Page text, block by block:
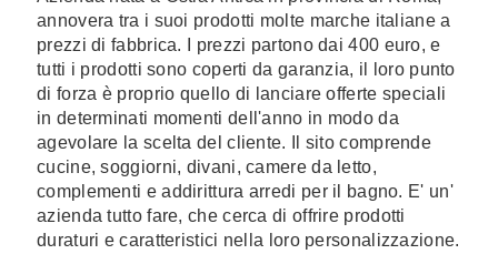
annovera tra i suoi prodotti molte marche italiane a
prezzi di fabbrica. I prezzi partono dai 400 euro, e
tutti i prodotti sono coperti da garanzia, il loro punto
di forza è proprio quello di lanciare offerte speciali
in determinati momenti dell'anno in modo da
agevolare la scelta del cliente. Il sito comprende
cucine, soggiorni, divani, camere da letto,
complementi e addirittura arredi per il bagno. E' un'
azienda tutto fare, che cerca di offrire prodotti
duraturi e caratteristici nella loro personalizzazione.